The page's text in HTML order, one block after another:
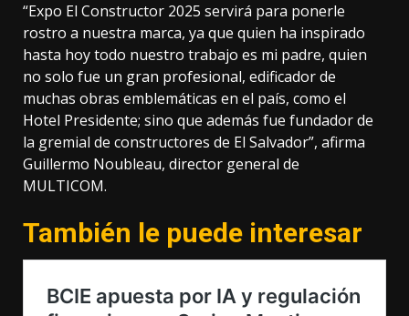
“Expo El Constructor 2025 servirá para ponerle
rostro a nuestra marca, ya que quien ha inspirado
hasta hoy todo nuestro trabajo es mi padre, quien
no solo fue un gran profesional, edificador de
muchas obras emblemáticas en el país, como el
Hotel Presidente; sino que además fue fundador de
la gremial de constructores de El Salvador”, afirma
Guillermo Noubleau, director general de
MULTICOM.
También le puede interesar